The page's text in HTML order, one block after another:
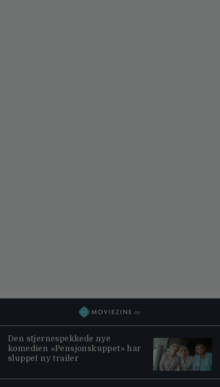
Den stjernespekkede nye
komedien «Pensjonskuppet» har
sluppet ny trailer